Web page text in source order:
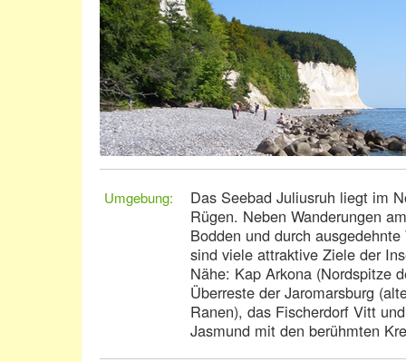
Umgebung:
Das Seebad Juliusruh liegt im
Rügen. Neben Wanderungen
Bodden und durch
sind viele attraktive Ziele der
Nähe: Kap Arkona (Nordspitze
Überreste der Jaromarsburg
Ranen), das Fischerdorf Vitt
Jasmund mit den berühmten